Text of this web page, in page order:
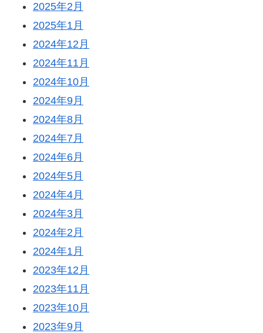
2025年2月
2025年1月
2024年12月
2024年11月
2024年10月
2024年9月
2024年8月
2024年7月
2024年6月
2024年5月
2024年4月
2024年3月
2024年2月
2024年1月
2023年12月
2023年11月
2023年10月
2023年9月